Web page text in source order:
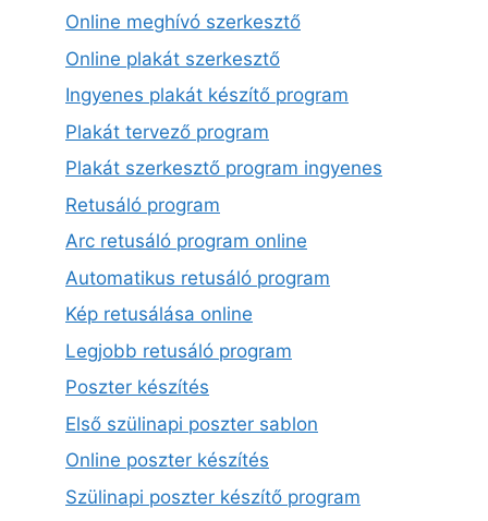
Online meghívó szerkesztő
Online plakát szerkesztő
Ingyenes plakát készítő program
Plakát tervező program
Plakát szerkesztő program ingyenes
Retusáló program
Arc retusáló program online
Automatikus retusáló program
Kép retusálása online
Legjobb retusáló program
Poszter készítés
Első szülinapi poszter sablon
Online poszter készítés
Szülinapi poszter készítő program